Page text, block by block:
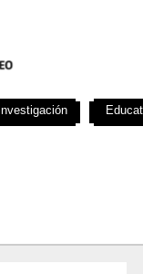
Investigación